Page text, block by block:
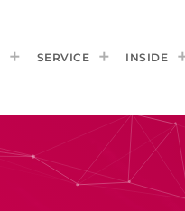
SERVICE INSIDE